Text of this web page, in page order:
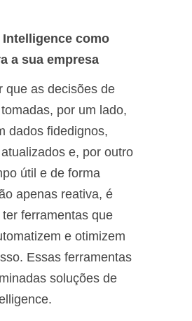
como
a sua empresa
que as decisões de
por um lado,
dados fidedignos,
e, por outro
útil e de forma
apenas reativa, é
ferramentas que
e otimizem
Essas ferramentas
soluções de